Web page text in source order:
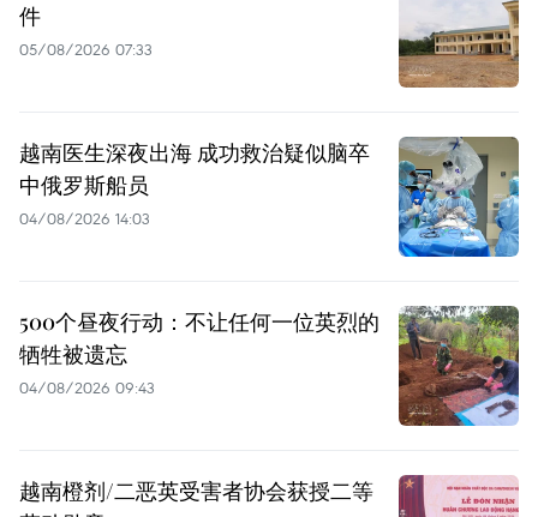
件
05/08/2026 07:33
越南医生深夜出海 成功救治疑似脑卒
中俄罗斯船员
04/08/2026 14:03
500个昼夜行动：不让任何一位英烈的
牺牲被遗忘
04/08/2026 09:43
越南橙剂/二恶英受害者协会获授二等